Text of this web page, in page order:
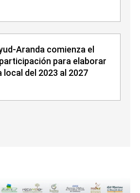
Aranda comienza el
para elaborar
local del 2023 al 2027